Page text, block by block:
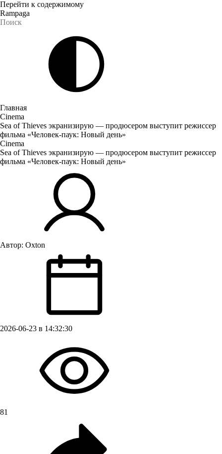
Перейти к содержимому
Rampaga
Главная
Cinema
Sea of Thieves экранизирую — продюсером выступит режиссер
фильма «Человек-паук: Новый день»
Cinema
Sea of Thieves экранизирую — продюсером выступит режиссер
фильма «Человек-паук: Новый день»
Автор: Oxton
2026-06-23 в 14:32:30
81